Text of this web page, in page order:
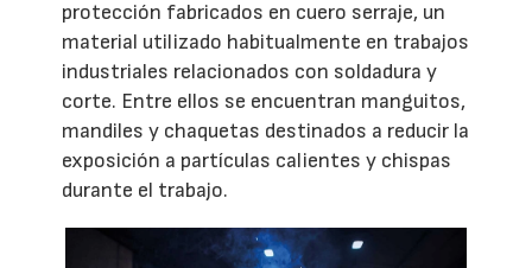
protección fabricados en cuero serraje, un
material utilizado habitualmente en trabajos
industriales relacionados con soldadura y
corte. Entre ellos se encuentran manguitos,
mandiles y chaquetas destinados a reducir la
exposición a partículas calientes y chispas
durante el trabajo.